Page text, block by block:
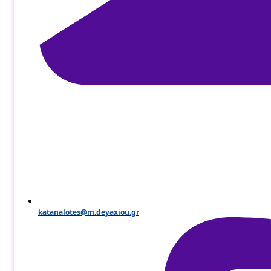
katanalotes@m.deyaxiou.gr